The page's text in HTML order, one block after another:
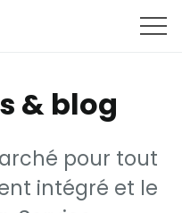
& blog
pour tout
intégré et le